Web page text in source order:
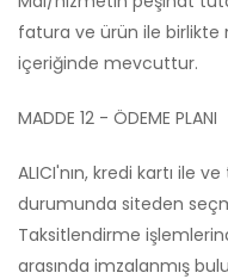
fatura ve ürün ile
içeriğinde mevcuttur.
MADDE 12 - ÖDEME PLANI
ALICI'nın, kredi kartı ile
durumunda siteden
Taksitlendirme
arasında imzalanmış